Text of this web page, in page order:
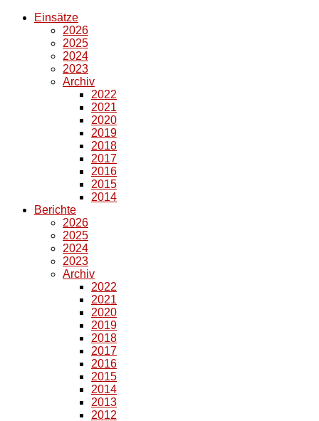
Einsätze
2026
2025
2024
2023
Archiv
2022
2021
2020
2019
2018
2017
2016
2015
2014
Berichte
2026
2025
2024
2023
Archiv
2022
2021
2020
2019
2018
2017
2016
2015
2014
2013
2012